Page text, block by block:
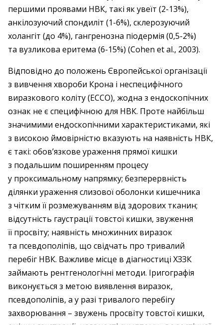
першими проявами НВК, такі як увеїт (2-13%),
анкілозуючий спондиліт (1-6%), склерозуючий
холангіт (до 4%), гангренозна піодермія (0,5-2%)
та вузликова еритема (6-15%) (Cohen et al., 2003).
Відповідно до положень Європейської організації
з вивчення хвороби Крона і неспецифічного
виразкового коліту (ЕССО), жодна з ендоскопічних
ознак не є специфічною для НВК. Проте найбільш
значимими ендоскопічними характеристиками, які
з високою ймовірністю вказують на наявність НВК,
є такі: обов’язкове ураження прямої кишки
з подальшим поширенням процесу
у проксимальному напрямку; безперервність
ділянки ураження слизової оболонки кишечника
з чітким її розмежуванням від здорових тканин;
відсутність гаустрації товстої кишки, звуження
її просвіту; наявність множинних виразок
та псевдополіпів, що свідчать про тривалий
перебіг НВК. Важливе місце в діагностиці ХЗЗК
займають рентгенологічні методи. Іригографія
виконується з метою виявлення виразок,
псевдополіпів, а у разі тривалого перебігу
захворювання – звужень просвіту товстої кишки,